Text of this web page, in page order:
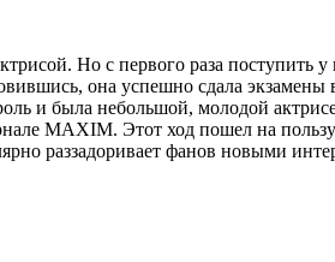
Но с первого раза поступить
она успешно сдала
и была небольшой, молодой
MAXIM. Этот ход пошел на
раззадоривает фанов новыми